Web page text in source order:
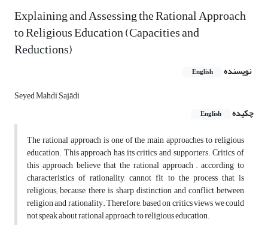
Explaining and Assessing the Rational Approach
to Religious Education (Capacities and
Reductions)
نویسنده English
Seyed Mahdi Sajādi
چکیده
English
The rational approach is one of the main approaches to religious
education. This approach has its critics and supporters. Critics of
this approach believe that the rational approach – according to
characteristics of rationality, cannot fit to the process that is
religious; because, there is sharp distinction and conflict between
religion and rationality. Therefore, based on critics views we could
not speak about rational approach to religious education.